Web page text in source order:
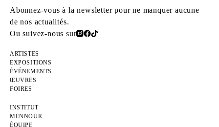
Abonnez-vous à la newsletter pour ne manquer aucune
de nos actualités.
Ou suivez-nous sur
ARTISTES
EXPOSITIONS
ÉVÉNEMENTS
ŒUVRES
FOIRES
INSTITUT
MENNOUR
ÉQUIPE